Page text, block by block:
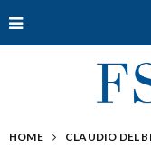
HOME CLAUDIO DEL